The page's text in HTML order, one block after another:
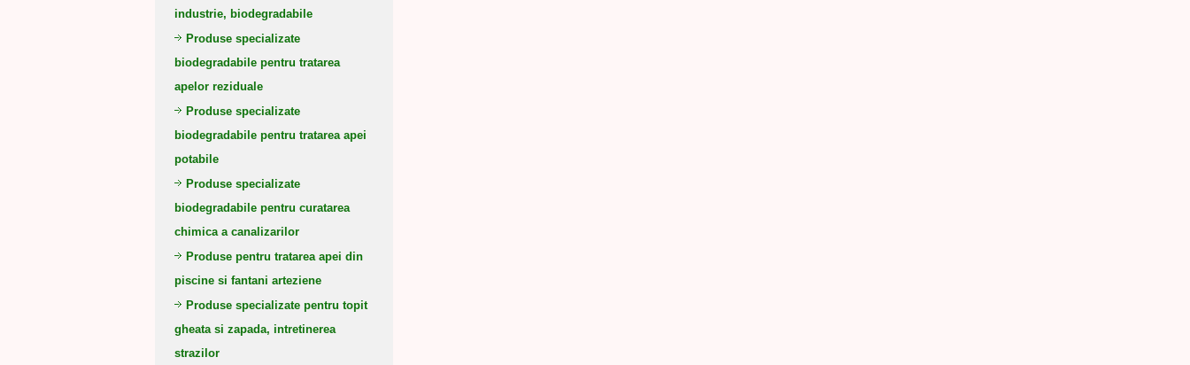
industrie, biodegradabile
Produse specializate
biodegradabile pentru tratarea
apelor reziduale
Produse specializate
biodegradabile pentru tratarea apei
potabile
Produse specializate
biodegradabile pentru curatarea
chimica a canalizarilor
Produse pentru tratarea apei din
piscine si fantani arteziene
Produse specializate pentru topit
gheata si zapada, intretinerea
strazilor